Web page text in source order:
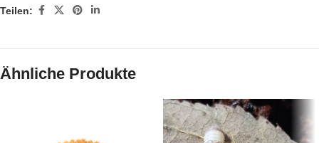
Teilen:
Ähnliche Produkte